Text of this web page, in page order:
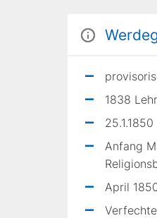
1838
Anfang
April